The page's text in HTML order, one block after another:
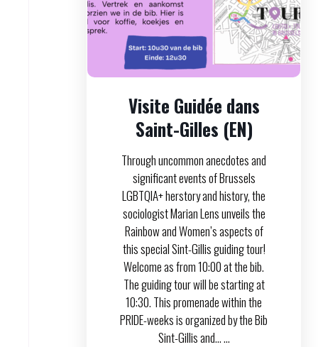
Visite Guidée dans
Saint-Gilles (EN)
Through uncommon anecdotes and
significant events of Brussels
LGBTQIA+ herstory and history, the
sociologist Marian Lens unveils the
Rainbow and Women’s aspects of
this special Sint-Gillis guiding tour!
Welcome as from 10:00 at the bib.
The guiding tour will be starting at
10:30. This promenade within the
PRIDE-weeks is organized by the Bib
Sint-Gillis and… ...